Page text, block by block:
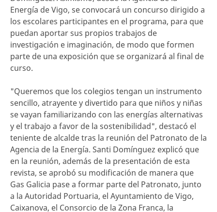
Energía de Vigo, se convocará un concurso dirigido a
los escolares participantes en el programa, para que
puedan aportar sus propios trabajos de
investigación e imaginación, de modo que formen
parte de una exposición que se organizará al final de
curso.
"Queremos que los colegios tengan un instrumento
sencillo, atrayente y divertido para que niños y niñas
se vayan familiarizando con las energías alternativas
y el trabajo a favor de la sostenibilidad", destacó el
teniente de alcalde tras la reunión del Patronato de la
Agencia de la Energía. Santi Domínguez explicó que
en la reunión, además de la presentación de esta
revista, se aprobó su modificación de manera que
Gas Galicia pase a formar parte del Patronato, junto
a la Autoridad Portuaria, el Ayuntamiento de Vigo,
Caixanova, el Consorcio de la Zona Franca, la